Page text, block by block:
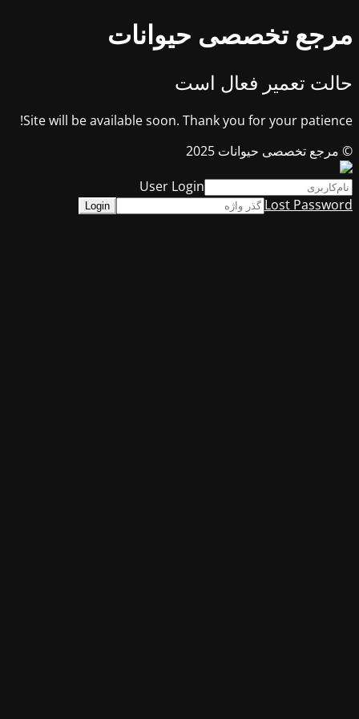
مرجع تخصصی حیوانات
حالت تعمیر فعال است
Site will be available soon. Thank you for your patience!
© مرجع تخصصی حیوانات 2025
User Login
Lost Password